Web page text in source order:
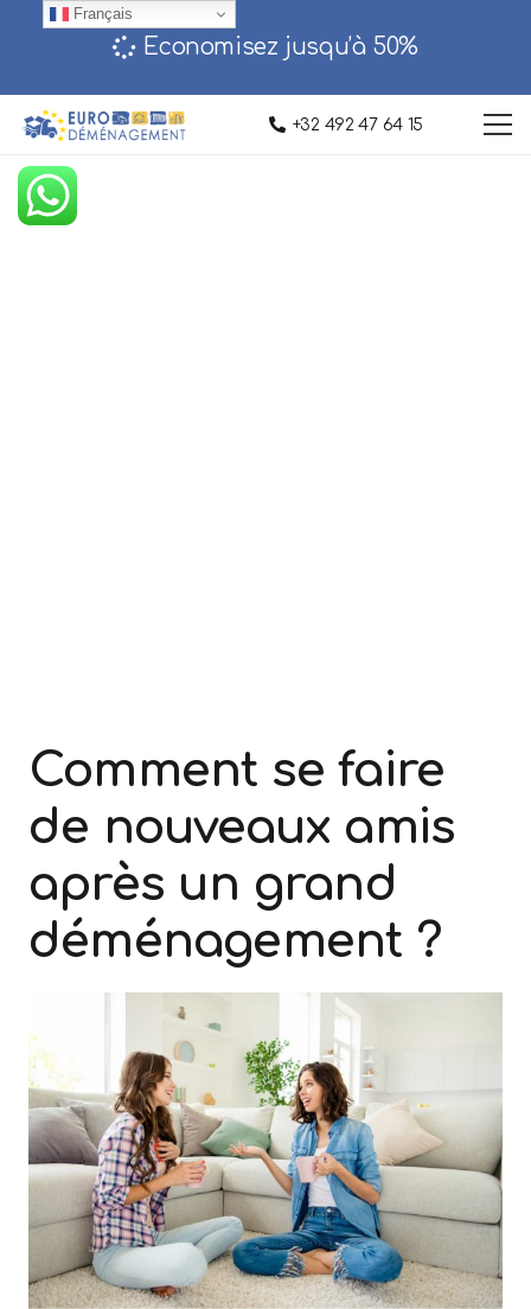
Economisez jusqu’à 50%‎
+32 492 47 64 15
Comment se faire
de nouveaux amis
après un grand
déménagement ?
Français